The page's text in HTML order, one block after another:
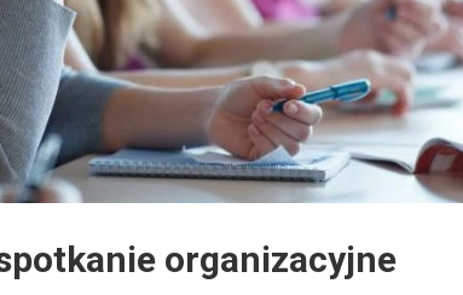
organizacyjne